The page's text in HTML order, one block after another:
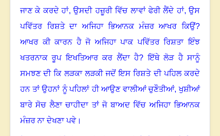
ਜਾਣ ਕੇ ਕਰਦੇ ਹਾਂ,ਉਸਦੀ ਹਜ਼ੂਰੀ ਵਿੱਚ ਲਾਵਾਂ ਫੇਰੀ ਲੈਂਦੇ ਹਾਂ,ਉਸ
ਪਵਿੱਤਰ ਰਿਸ਼ਤੇ ਦਾ ਅਜਿਹਾ ਭਿਆਨਕ ਮੰਜ਼ਰ ਆਖਰ ਕਿਉਂ?
ਆਖਰ ਕੀ ਕਾਰਨ ਹੈ ਜੋ ਅਜਿਹਾ ਪਾਕ ਪਵਿੱਤਰ ਰਿਸ਼ਤਾ ਇੰਝ
ਖਤਰਨਾਕ ਰੂਪ ਇਖਤਿਆਰ ਕਰ ਲੈਂਦਾ ਹੈ?ਇੱਥੇ ਲੋੜ ਹੈ ਸਾਨੂੰ
ਸਮਝਣ ਦੀ ਕਿ ਲੜਕਾ ਲੜਕੀ ਜਦੋਂ ਇਸ ਰਿਸ਼ਤੇ ਦੀ ਪਹਿਲ ਕਰਦੇ
ਹਨ ਤਾਂ ਉਹਨਾਂ ਨੂੰ ਪਹਿਲਾਂ ਹੀ ਆਉਣ ਵਾਲੀਆਂ ਚੁਣੌਤੀਆਂ,ਖੁਸ਼ੀਆਂ
ਬਾਰੇ ਸੋਚ ਲੈਣਾ ਚਾਹੀਦਾ ਤਾਂ ਜੋ ਬਾਅਦ ਵਿੱਚ ਅਜਿਹਾ ਭਿਆਨਕ
ਮੰਜ਼ਰ ਨਾ ਦੇਖਣਾ ਪਵੇ।